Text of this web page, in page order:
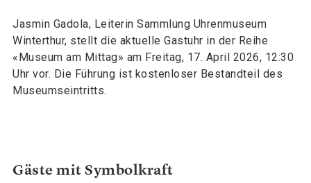
Jasmin Gadola, Leiterin Sammlung Uhrenmuseum
Winterthur, stellt die aktuelle Gastuhr in der Reihe
«Museum am Mittag» am Freitag, 17. April 2026, 12:30
Uhr vor. Die Führung ist kostenloser Bestandteil des
Museumseintritts.
Gäste mit Symbolkraft